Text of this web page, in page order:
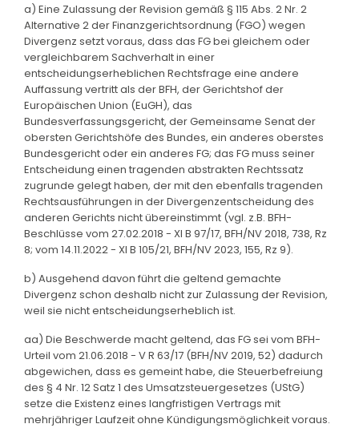
a) Eine Zulassung der Revision gemäß § 115 Abs. 2 Nr. 2
Alternative 2 der Finanzgerichtsordnung (FGO) wegen
Divergenz setzt voraus, dass das FG bei gleichem oder
vergleichbarem Sachverhalt in einer
entscheidungserheblichen Rechtsfrage eine andere
Auffassung vertritt als der BFH, der Gerichtshof der
Europäischen Union (EuGH), das
Bundesverfassungsgericht, der Gemeinsame Senat der
obersten Gerichtshöfe des Bundes, ein anderes oberstes
Bundesgericht oder ein anderes FG; das FG muss seiner
Entscheidung einen tragenden abstrakten Rechtssatz
zugrunde gelegt haben, der mit den ebenfalls tragenden
Rechtsausführungen in der Divergenzentscheidung des
anderen Gerichts nicht übereinstimmt (vgl. z.B. BFH-
Beschlüsse vom 27.02.2018 - XI B 97/17, BFH/NV 2018, 738, Rz
8; vom 14.11.2022 - XI B 105/21, BFH/NV 2023, 155, Rz 9).
b) Ausgehend davon führt die geltend gemachte
Divergenz schon deshalb nicht zur Zulassung der Revision,
weil sie nicht entscheidungserheblich ist.
aa) Die Beschwerde macht geltend, das FG sei vom BFH-
Urteil vom 21.06.2018 - V R 63/17 (BFH/NV 2019, 52) dadurch
abgewichen, dass es gemeint habe, die Steuerbefreiung
des § 4 Nr. 12 Satz 1 des Umsatzsteuergesetzes (UStG)
setze die Existenz eines langfristigen Vertrags mit
mehrjähriger Laufzeit ohne Kündigungsmöglichkeit voraus.